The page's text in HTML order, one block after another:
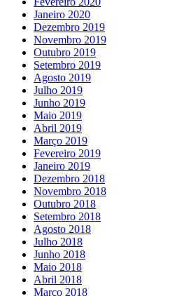
Janeiro 2020
Dezembro 2019
Novembro 2019
Outubro 2019
Setembro 2019
Agosto 2019
Julho 2019
Junho 2019
Maio 2019
Abril 2019
Março 2019
Fevereiro 2019
Janeiro 2019
Dezembro 2018
Novembro 2018
Outubro 2018
Setembro 2018
Agosto 2018
Julho 2018
Junho 2018
Maio 2018
Abril 2018
Março 2018